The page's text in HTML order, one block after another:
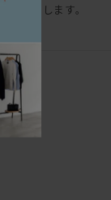
いたします。